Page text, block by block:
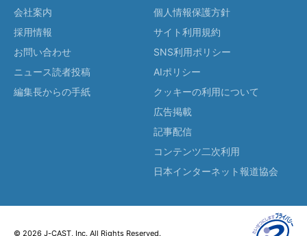
会社案内
採用情報
お問い合わせ
ニュース読者投稿
編集長からの手紙
個人情報保護方針
サイト利用規約
SNS利用ポリシー
AIポリシー
クッキーの利用について
広告掲載
記事配信
コンテンツ二次利用
日本インターネット報道協会
© 2026 J-CAST, Inc. All Rights Reserved.